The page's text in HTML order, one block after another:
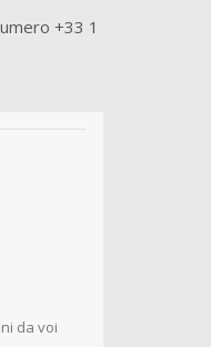
+33 1
da voi